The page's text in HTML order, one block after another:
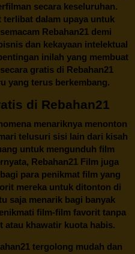
secara keseluruhan.
dalam upaya untuk
Rebahan21 demi
dan kekayaan intelektual
inilah yang membuat
gratis di Rebahan21
yang terus berkembang.
di Rebahan21
menariknya menonton
telusuri sisi lain dari kisah
untuk mengunduh film
Rebahan21 Film juga
para penikmat film yang
mereka untuk ditonton di
saja menarik bagi banyak
film-film favorit tanpa
atau khawatir kuota habis.
tergolong mudah dan